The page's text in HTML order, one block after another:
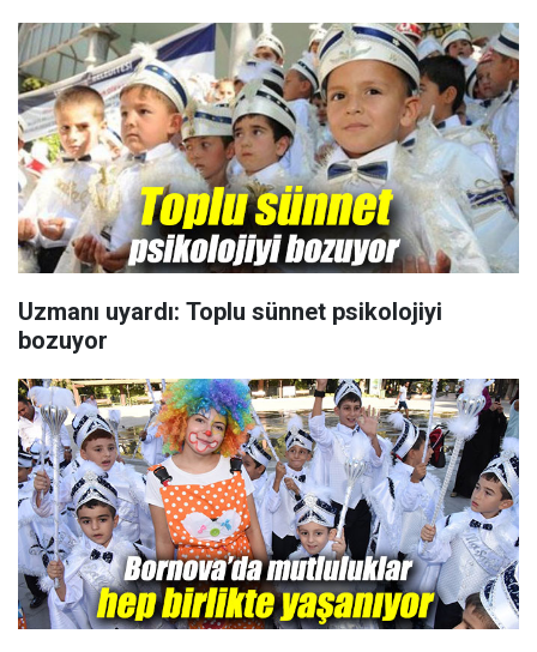
Uzmanı uyardı: Toplu sünnet psikolojiyi
bozuyor